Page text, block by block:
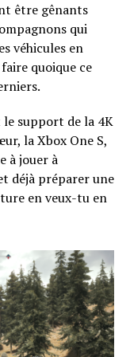
être gênants
qui
véhicules en
quoique ce
le support de la 4K
la Xbox One S,
à jouer à
déjà préparer une
en veux-tu en